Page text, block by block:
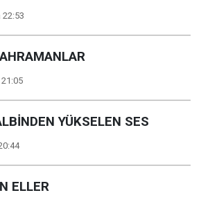
YÜKSELEN SES
ELLER